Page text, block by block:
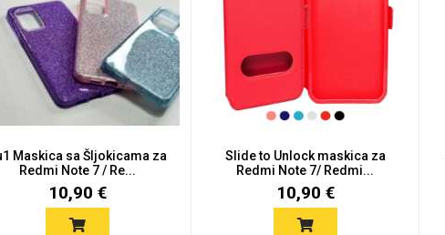
Maskica sa Šljokicama za
Redmi Note 7 / Re...
10,90 €
Slide to Unlock maskica za
Redmi Note 7/ Redmi...
10,90 €